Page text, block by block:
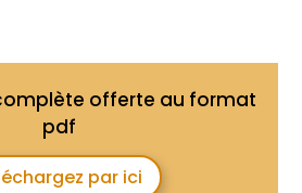
offerte au format
pdf
par ici